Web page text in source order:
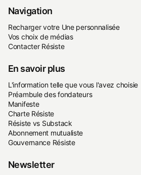
Navigation
Recharger votre Une personnalisée
Vos choix de médias
Contacter Résiste
En savoir plus
L'information telle que vous l'avez choisie
Préambule des fondateurs
Manifeste
Charte Résiste
Résiste vs Substack
Abonnement mutualiste
Gouvernance Résiste
Newsletter